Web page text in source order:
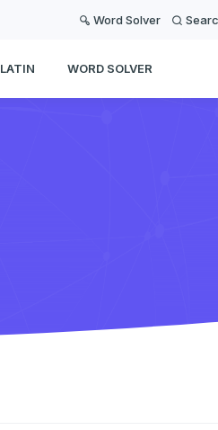
Word Solver
LATIN WORD SOLVER